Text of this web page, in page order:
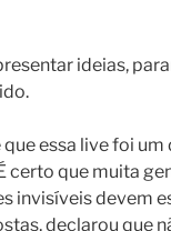
ideias,
essa live foi
certo que muita
invisíveis devem
declarou que